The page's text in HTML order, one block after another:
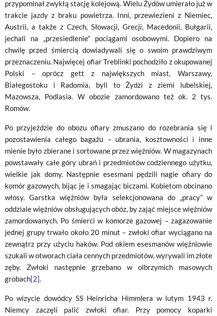
przypominał zwykłą stację kolejową. Wielu Żydów umierało już w
trakcie jazdy z braku powietrza. Inni, przewiezieni z Niemiec,
Austrii, a także z Czech, Słowacji, Grecji, Macedonii, Bułgarii,
jechali na „przesiedlenie” pociągami osobowymi. Dopiero na
chwilę przed śmiercią dowiadywali się o swoim prawdziwym
przeznaczeniu. Najwięcej ofiar Treblinki pochodziło z okupowanej
Polski – oprócz gett z największych miast, Warszawy,
Białegostoku i Radomia, byli to Żydzi z ziemi lubelskiej,
Mazowsza, Podlasia. W obozie zamordowano też ok. 2 tys.
Romów.
Po przyjeździe do obozu ofiary zmuszano do rozebrania się i
pozostawienia całego bagażu – ubrania, kosztowności i inne
mienie było zbierane i sortowane przez więźniów. W magazynach
powstawały całe góry ubrań i przedmiotów codziennego użytku,
wielkie jak domy. Następnie esesmani pędzili nagie ofiary do
komór gazowych, bijąc je i smagając biczami. Kobietom obcinano
włosy. Garstka więźniów była selekcjonowana do „pracy” w
oddziale więźniów obsługujących obóz, by zająć miejsce więźniów
zamordowanych. Po śmierci w komorze gazowej – zagazowanie
jednej grupy trwało około 20 minut – zwłoki ofiar wyciągano na
zewnątrz przy użyciu haków. Pod okiem esesmanów więźniowie
szukali w otworach ciała cennych przedmiotów, wyrywali im złote
zęby. Zwłoki następnie grzebano w olbrzymich masowych
grobach[2]
Po wizycie dowódcy SS Heinricha Himmlera w lutym 1943 r.
Niemcy zaczęli palić zwłoki ofiar. Przy pomocy koparki